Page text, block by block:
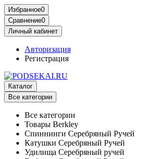
Избранное0
Сравнение0
Личный кабинет
Авторизация
Регистрация
Каталог
Все категории
Все категории
Товары Berkley
Спиннинги Серебряный Ручей
Катушки Серебряный Ручей
Удилища Серебряный ручей